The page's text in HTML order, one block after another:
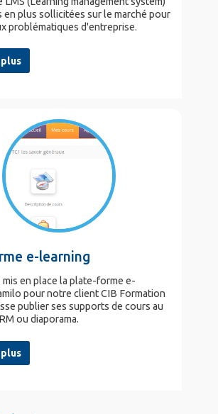
en plus sollicitées sur le marché pour
problématiques d'entreprise.
e-learning
mis en place la plate-forme e-
pour notre client CIB Formation
publier ses supports de cours au
ou diaporama.